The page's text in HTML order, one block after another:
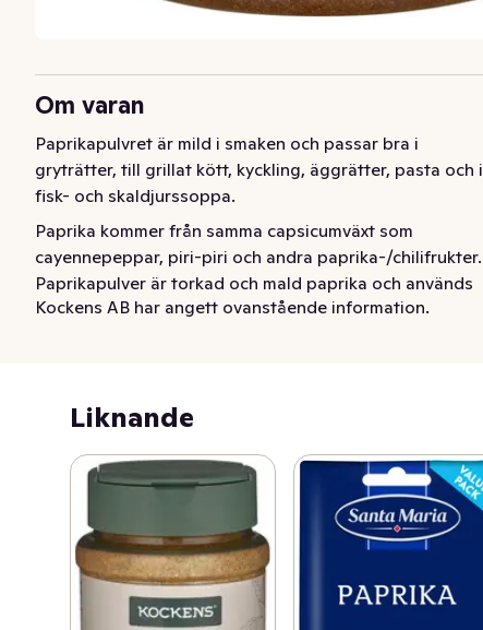
Om varan
Paprikapulvret är mild i smaken och passar bra i
gryträtter, till grillat kött, kyckling, äggrätter, pasta och i
fisk- och skaldjurssoppa.
Paprika kommer från samma capsicumväxt som
cayennepeppar, piri-piri och andra paprika-/chilifrukter.
Paprikapulver är torkad och mald paprika och används
världen över för att sätta smak och färg på maträtter.
fisk- och skaldjurssoppa.
Kockens AB har angett ovanstående information.
Liknande